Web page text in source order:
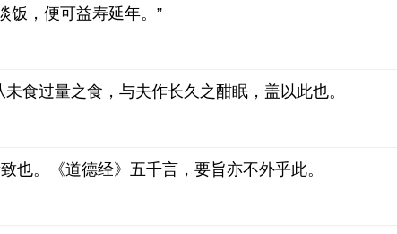
饭，便可益寿延年。”
食过量之食，与夫作长久之酣眠，盖以此也。
也。《道德经》五千言，要旨亦不外乎此。